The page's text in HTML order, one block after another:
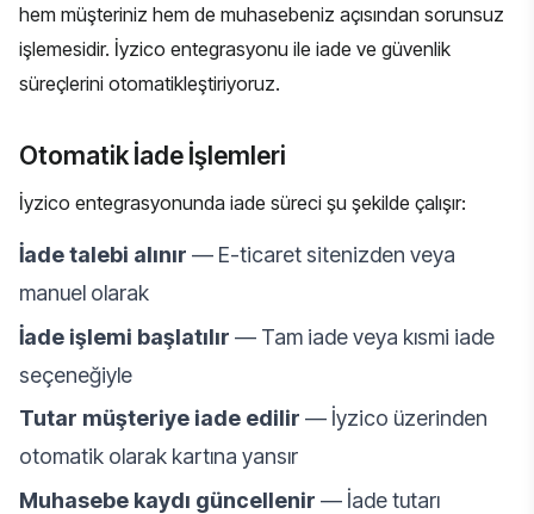
hem müşteriniz hem de muhasebeniz açısından sorunsuz
işlemesidir. İyzico entegrasyonu ile iade ve güvenlik
süreçlerini otomatikleştiriyoruz.
Otomatik İade İşlemleri
İyzico entegrasyonunda iade süreci şu şekilde çalışır:
İade talebi alınır — E-ticaret sitenizden veya
manuel olarak
İade işlemi başlatılır — Tam iade veya kısmi iade
seçeneğiyle
Tutar müşteriye iade edilir — İyzico üzerinden
otomatik olarak kartına yansır
Muhasebe kaydı güncellenir — İade tutarı